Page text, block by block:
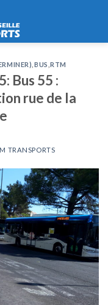
BUS ,RTM
Bus 55 :
rue de la
TRANSPORTS